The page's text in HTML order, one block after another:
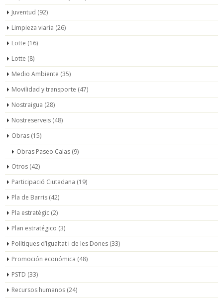
Juventud (92)
Limpieza viaria (26)
Lotte (16)
Lotte (8)
Medio Ambiente (35)
Movilidad y transporte (47)
Nostraigua (28)
Nostreserveis (48)
Obras (15)
Obras Paseo Calas (9)
Otros (42)
Participació Ciutadana (19)
Pla de Barris (42)
Pla estratègic (2)
Plan estratégico (3)
Polítiques d’Igualtat i de les Dones (33)
Promoción económica (48)
PSTD (33)
Recursos humanos (24)